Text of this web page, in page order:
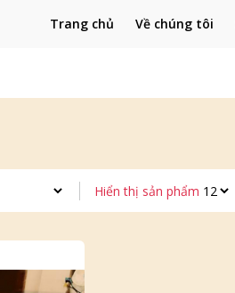
Trang chủ Về chúng tôi
Hiển thị sản phẩm